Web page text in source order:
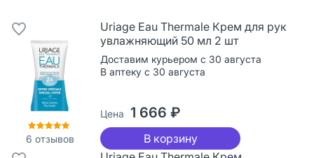
6 отзывов
Uriage Eau Thermale Крем для рук
увлажняющий 50 мл 2 шт
Доставим курьером с 30 августа
В аптеку с 30 августа
Цена 1 666 ₽
В корзину